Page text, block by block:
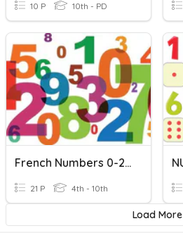
10 P 10th - PD
French Numbers 0-20
21 P 4th - 10th
Load More